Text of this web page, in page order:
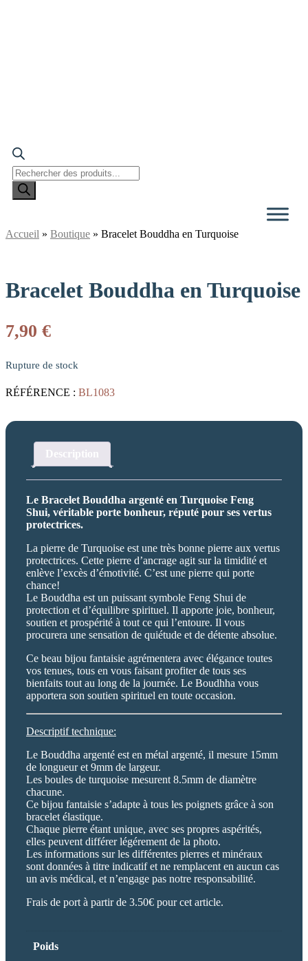
Recherche
de
Accueil » Boutique » Bracelet Bouddha en Turquoise
Bracelet Bouddha en Turquoise
7,90 €
Rupture de stock
RÉFÉRENCE : BL1083
Description
Le Bracelet Bouddha argenté en Turquoise Feng
Shui, véritable porte bonheur, réputé pour ses vertus
protectrices.
La pierre de Turquoise est une très bonne pierre aux vertus
protectrices. Cette pierre d’ancrage agit sur la timidité et
enlève l’excès d’émotivité. C’est une pierre qui porte
chance!
Le Bouddha est un puissant symbole Feng Shui de
protection et d’équilibre spirituel. Il apporte joie, bonheur,
soutien et prospérité à tout ce qui l’entoure. Il vous
procurera une sensation de quiétude et de détente absolue.
Ce beau bijou fantaisie agrémentera avec élégance toutes
vos tenues, tous en vous faisant profiter de tous ses
bienfaits tout au long de la journée. Le Boudhha vous
apportera son soutien spirituel en toute occasion.
Descriptif technique:
Le Bouddha argenté est en métal argenté, il mesure 15mm
de longueur et 9mm de largeur.
Les boules de turquoise mesurent 8.5mm de diamètre
chacune.
Ce bijou fantaisie s’adapte à tous les poignets grâce à son
bracelet élastique.
Chaque pierre étant unique, avec ses propres aspérités,
elles peuvent différer légérement de la photo.
Les informations sur les différentes pierres et minéraux
sont données à titre indicatif et ne remplacent en aucun cas
un avis médical, et n’engage pas notre responsabilité.
Frais de port à partir de 3.50€ pour cet article.
Poids